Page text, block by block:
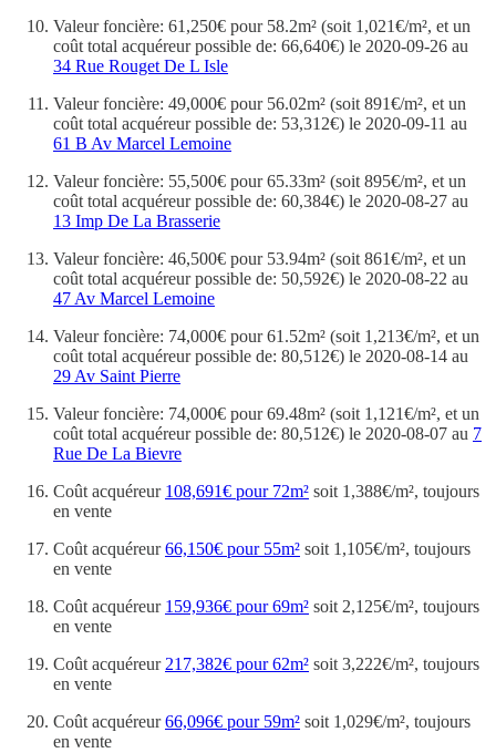
Valeur foncière: 61,250€ pour 58.2m² (soit 1,021€/m², et un
coût total acquéreur possible de: 66,640€) le 2020-09-26 au
34 Rue Rouget De L Isle
Valeur foncière: 49,000€ pour 56.02m² (soit 891€/m², et un
coût total acquéreur possible de: 53,312€) le 2020-09-11 au
61 B Av Marcel Lemoine
Valeur foncière: 55,500€ pour 65.33m² (soit 895€/m², et un
coût total acquéreur possible de: 60,384€) le 2020-08-27 au
13 Imp De La Brasserie
Valeur foncière: 46,500€ pour 53.94m² (soit 861€/m², et un
coût total acquéreur possible de: 50,592€) le 2020-08-22 au
47 Av Marcel Lemoine
Valeur foncière: 74,000€ pour 61.52m² (soit 1,213€/m², et un
coût total acquéreur possible de: 80,512€) le 2020-08-14 au
29 Av Saint Pierre
Valeur foncière: 74,000€ pour 69.48m² (soit 1,121€/m², et un
coût total acquéreur possible de: 80,512€) le 2020-08-07 au 7
Rue De La Bievre
Coût acquéreur 108,691€ pour 72m² soit 1,388€/m², toujours
en vente
Coût acquéreur66,150€ pour 55m² soit 1,105€/m², toujours
en vente
Coût acquéreur 159,936€ pour 69m² soit 2,125€/m², toujours
en vente
Coût acquéreur 217,382€ pour 62m² soit 3,222€/m², toujours
en vente
Coût acquéreur66,096€ pour 59m² soit 1,029€/m², toujours
en vente